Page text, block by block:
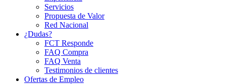
Servicios
Propuesta de Valor
Red Nacional
¿Dudas?
FCT Responde
FAQ Compra
FAQ Venta
Testimonios de clientes
Ofertas de Empleo